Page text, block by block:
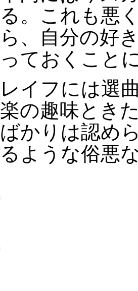
る。これも悪
ら、自分の好
っておくこと
レイフには選
楽の趣味とき
ばかりは認め
るような俗悪